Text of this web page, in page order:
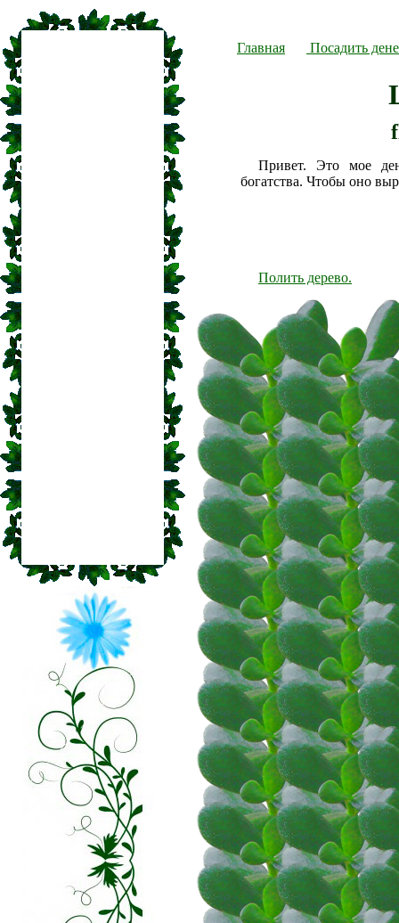
Главная Посадить
Привет. Это мое
богатства. Чтобы оно
Полить дерево.